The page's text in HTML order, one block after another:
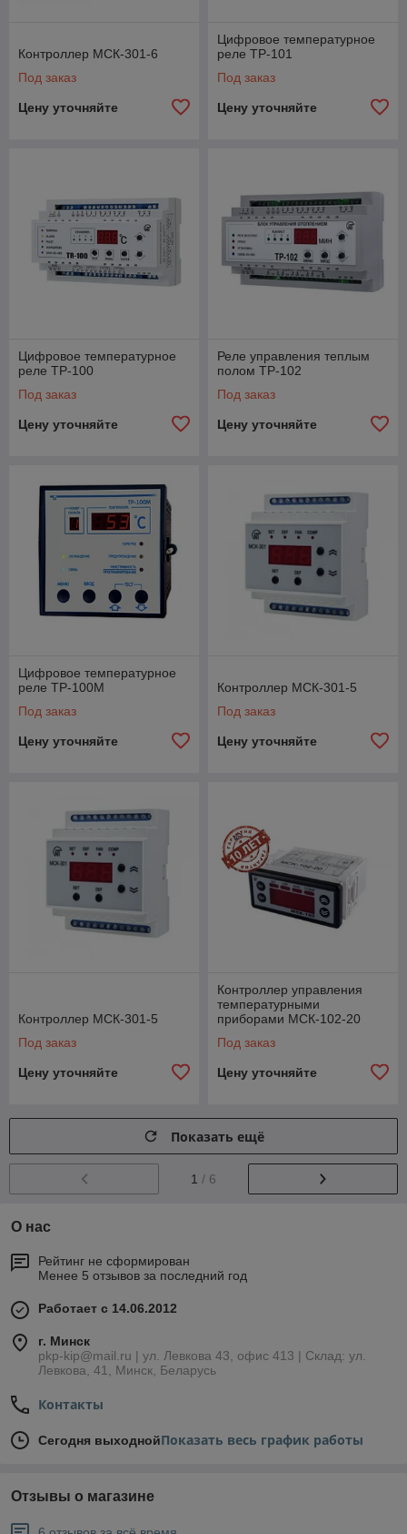
Контроллер МСК-301-6
Под заказ
Цену уточняйте
Цифровое температурное
реле ТР-101
Под заказ
Цену уточняйте
Цифровое температурное
реле TР-100
Под заказ
Цену уточняйте
Реле управления теплым
полом ТР-102
Под заказ
Цену уточняйте
Цифровое температурное
реле ТР-100М
Под заказ
Цену уточняйте
Контроллер МСК-301-5
Под заказ
Цену уточняйте
Контроллер МСК-301-5
Под заказ
Цену уточняйте
Контроллер управления
температурными
приборами МСК-102-20
Под заказ
Цену уточняйте
Показать ещё
1 / 6
О нас
Рейтинг не сформирован
Менее 5 отзывов за последний год
Работает с 14.06.2012
г. Минск
pkp-kip@mail.ru | ул. Левкова 43, офис 413 | Склад: ул.
Левкова, 41, Минск, Беларусь
Контакты
Сегодня выходнойПоказать весь график работы
Отзывы о магазине